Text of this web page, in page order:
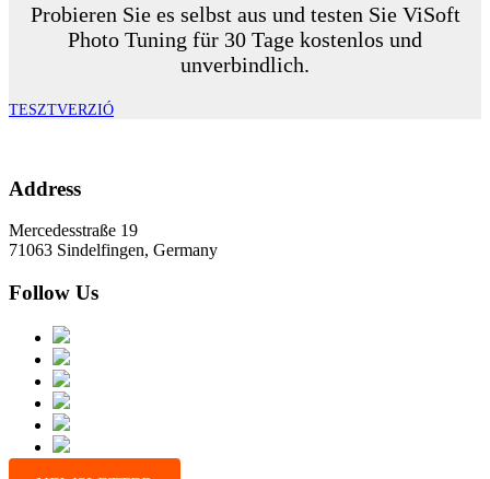
Probieren Sie es selbst aus und testen Sie ViSoft
Photo Tuning für 30 Tage kostenlos und
unverbindlich.
TESZTVERZIÓ
Address
Mercedesstraße 19
71063 Sindelfingen, Germany
Follow Us